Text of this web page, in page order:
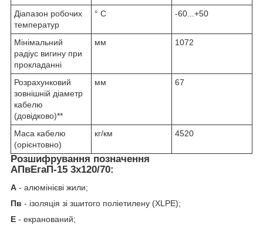
Діапазон робочих
температур
° С -60...+50
Мінімальний
радіус вигину при
прокладанні
мм 1072
Розрахунковий
зовнішній діаметр
кабелю
(довідково)**
мм 67
Маса кабелю
(орієнтовно)
кг/км 4520
Розшифрування позначення
АПвЕгаП‑15 3х120/70:
А - алюмінієві жили;
Пв - ізоляція зі зшитого поліетилену (XLPE);
Е - екранований;